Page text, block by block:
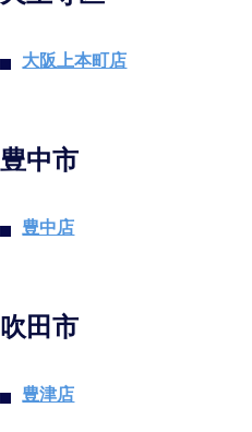
大阪上本町店
豊中市
豊中店
吹田市
豊津店